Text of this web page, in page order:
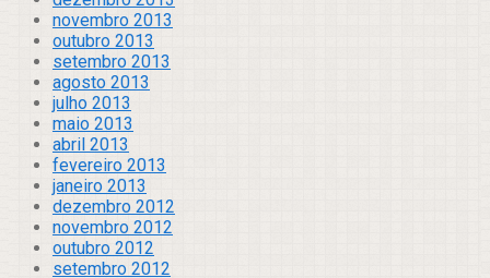
novembro 2013
outubro 2013
setembro 2013
agosto 2013
julho 2013
maio 2013
abril 2013
fevereiro 2013
janeiro 2013
dezembro 2012
novembro 2012
outubro 2012
setembro 2012